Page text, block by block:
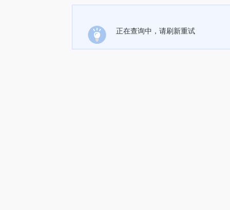
正在查询中，请刷新重试